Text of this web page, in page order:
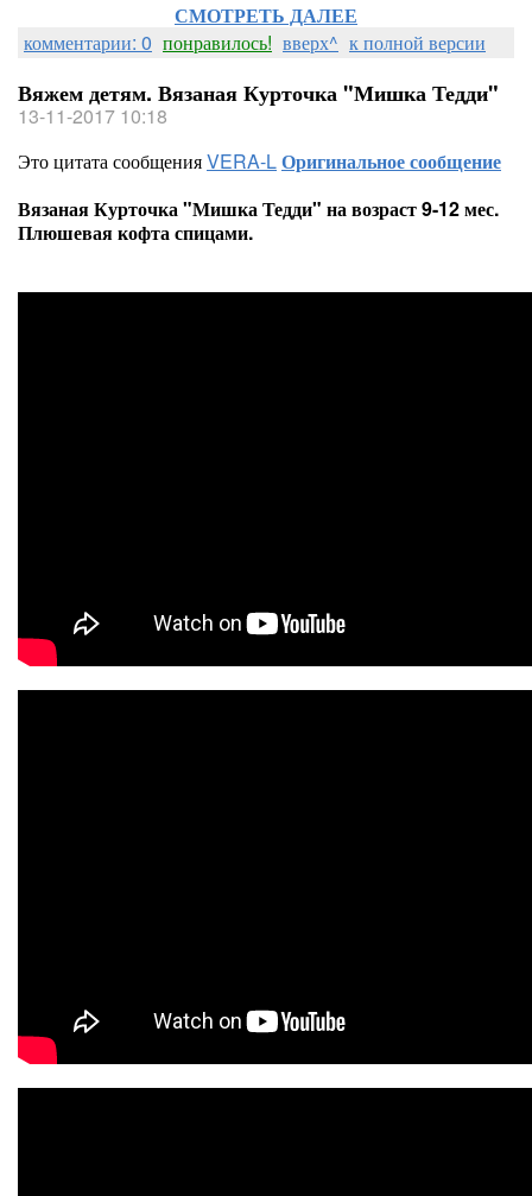
СМОТРЕТЬ ДАЛЕЕ
комментарии: 0 понравилось! вверх^ к полной версии
Вяжем детям. Вязаная Курточка "Мишка Тедди"
13-11-2017 10:18
Это цитата сообщенияVERA-LОригинальное сообщение
Вязаная Курточка "Мишка Тедди" на возраст 9-12 мес.
Плюшевая кофта спицами.